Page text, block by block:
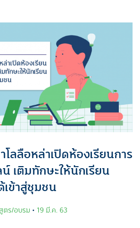
โลลือหล่าเปิดห้องเรียนการ
เติมทักษะให้นักเรียน
เข้าสู่ชุมชน
ตร/อบรม • 19 มี.ค. 63